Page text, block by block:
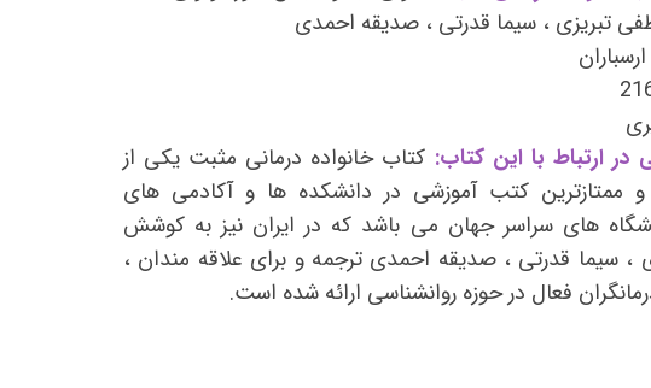
کودک
انتشارات روان آموز
انتشارات قطره
انتشارات ققنوس
انتشارات مدرسان شریف
انتشارات ویرایش
تبریزی ، سیما قدرتی ، صدیقه احمدی
ارتباط با این کتاب: کتاب خانواده درمانی مثبت یکی از
ممتازترین کتب آموزشی در دانشکده ها و آکادمی های
های سراسر جهان می باشد که در ایران نیز به کوشش
سیما قدرتی ، صدیقه احمدی ترجمه و برای علاقه مندان ،
فعال در حوزه روانشناسی ارائه شده است.